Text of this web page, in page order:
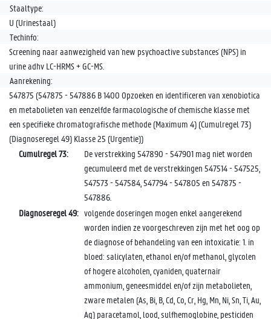
Staaltype:
U (Urinestaal)
Techinfo:
Screening naar aanwezigheid van `new psychoactive substances` (NPS) in
urine adhv LC-HRMS + GC-MS.
Aanrekening:
547875 (547875 - 547886 B 1400 Opzoeken en identificeren van xenobiotica
en metabolieten van eenzelfde farmacologische of chemische klasse met
een specifieke chromatografische methode (Maximum 4) (Cumulregel 73)
(Diagnoseregel 49) Klasse 25 (Urgentie))
Cumulregel 73:
De verstrekking 547890 - 547901 mag niet worden
gecumuleerd met de verstrekkingen 547514 - 547525,
547573 - 547584, 547794 - 547805 en 547875 -
547886.
Diagnoseregel 49: volgende doseringen mogen enkel aangerekend
worden indien ze voorgeschreven zijn met het oog op
de diagnose of behandeling van een intoxicatie: 1. in
bloed: salicylaten, ethanol en/of methanol, glycolen
of hogere alcoholen, cyaniden, quaternair
ammonium, geneesmiddel en/of zijn metabolieten,
zware metalen (As, Bi, B, Cd, Co, Cr, Hg, Mn, Ni, Sn, Ti, Au,
Ag) paracetamol, lood, sulfhemoglobine, pesticiden